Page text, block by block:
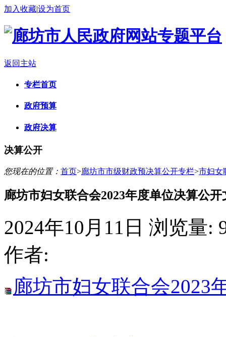
加入收藏|设为首页
返回主站
专栏首页
政府预算
政府决算
决算公开
您现在的位置： 首页>廊坊市市级财政预决算公开专栏>市妇女
廊坊市妇女联合会2023年度单位决算公开
2024年10月11日 浏览量:
作者:
廊坊市妇女联合会2023